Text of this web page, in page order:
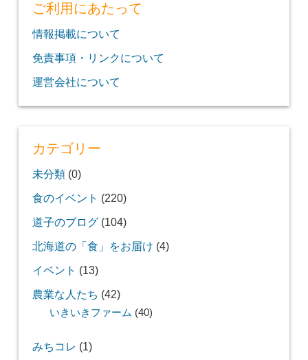
ご利用にあたって
情報掲載について
免責事項・リンクについて
運営会社について
カテゴリー
未分類(0)
食のイベント (220)
道子のブログ(104)
北海道の「食」をお届け (4)
イベント (13)
農業な人たち (42)
いきいきファーム (40)
みちコレ (1)